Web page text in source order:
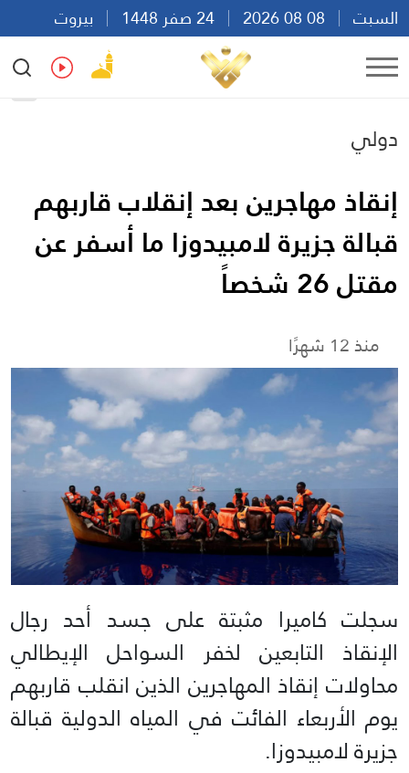
السبت
بيروت
14:21
Ar
دولي
إنقاذ مهاجرين بعد إنقلاب قاربهم
قبالة جزيرة لامبيدوزا ما أسفر عن
مقتل 26 شخصاً
منذ 12 شهرًا
سجلت كاميرا مثبتة على جسد أحد رجال
الإنقاذ التابعين لخفر السواحل الإيطالي
محاولات إنقاذ المهاجرين الذين انقلب قاربهم
يوم الأربعاء الفائت في المياه الدولية قبالة
جزيرة لامبيدوزا.